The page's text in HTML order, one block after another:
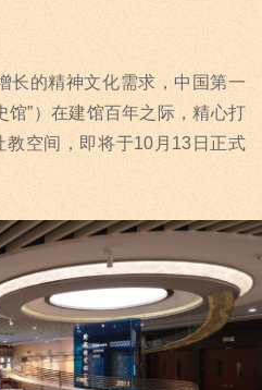
长的精神文化需求，中国第一
馆”）在建馆百年之际，精心打
教空间，即将于10 月 13 日正式